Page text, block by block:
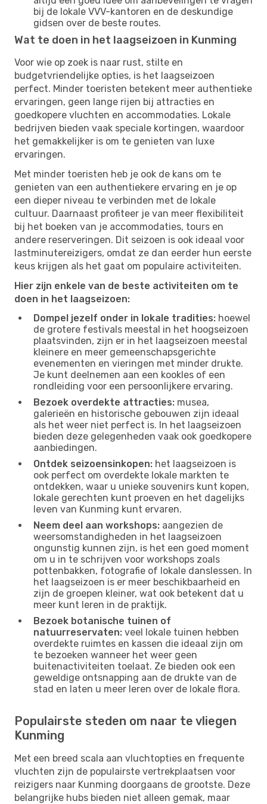
bij de lokale VVV-kantoren en de deskundige
gidsen over de beste routes.
Wat te doen in het laagseizoen in Kunming
Voor wie op zoek is naar rust, stilte en
budgetvriendelijke opties, is het laagseizoen
perfect. Minder toeristen betekent meer authentieke
ervaringen, geen lange rijen bij attracties en
goedkopere vluchten en accommodaties. Lokale
bedrijven bieden vaak speciale kortingen, waardoor
het gemakkelijker is om te genieten van luxe
ervaringen.
Met minder toeristen heb je ook de kans om te
genieten van een authentiekere ervaring en je op
een dieper niveau te verbinden met de lokale
cultuur. Daarnaast profiteer je van meer flexibiliteit
bij het boeken van je accommodaties, tours en
andere reserveringen. Dit seizoen is ook ideaal voor
lastminutereizigers, omdat ze dan eerder hun eerste
keus krijgen als het gaat om populaire activiteiten.
Hier zijn enkele van de beste activiteiten om te
doen in het laagseizoen:
Dompel jezelf onder in lokale tradities: hoewel
de grotere festivals meestal in het hoogseizoen
plaatsvinden, zijn er in het laagseizoen meestal
kleinere en meer gemeenschapsgerichte
evenementen en vieringen met minder drukte.
Je kunt deelnemen aan een kookles of een
rondleiding voor een persoonlijkere ervaring.
Bezoek overdekte attracties: musea,
galerieën en historische gebouwen zijn ideaal
als het weer niet perfect is. In het laagseizoen
bieden deze gelegenheden vaak ook goedkopere
aanbiedingen.
Ontdek seizoensinkopen: het laagseizoen is
ook perfect om overdekte lokale markten te
ontdekken, waar u unieke souvenirs kunt kopen,
lokale gerechten kunt proeven en het dagelijks
leven van Kunming kunt ervaren.
Neem deel aan workshops: aangezien de
weersomstandigheden in het laagseizoen
ongunstig kunnen zijn, is het een goed moment
om u in te schrijven voor workshops zoals
pottenbakken, fotografie of lokale danslessen. In
het laagseizoen is er meer beschikbaarheid en
zijn de groepen kleiner, wat ook betekent dat u
meer kunt leren in de praktijk.
Bezoek botanische tuinen of
natuurreservaten: veel lokale tuinen hebben
overdekte ruimtes en kassen die ideaal zijn om
te bezoeken wanneer het weer geen
buitenactiviteiten toelaat. Ze bieden ook een
geweldige ontsnapping aan de drukte van de
stad en laten u meer leren over de lokale flora.
Populairste steden om naar te vliegen
Kunming
Met een breed scala aan vluchtopties en frequente
vluchten zijn de populairste vertrekplaatsen voor
reizigers naar Kunming doorgaans de grootste. Deze
belangrijke hubs bieden niet alleen gemak, maar